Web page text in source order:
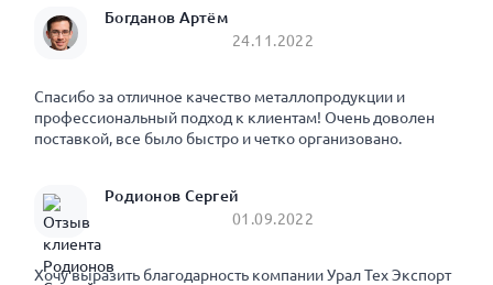
Богданов Артём
24.11.2022
Спасибо за отличное качество металлопродукции и
профессиональный подход к клиентам! Очень доволен
поставкой, все было быстро и четко организовано.
Родионов Сергей
01.09.2022
Хочу выразить благодарность компании Урал Тех Экспорт